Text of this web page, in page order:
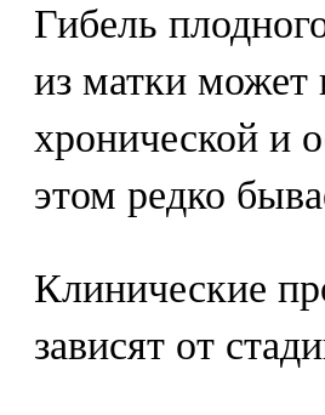
Гибель
из матки может
хронической и
этом редко
Клинические
зависят от